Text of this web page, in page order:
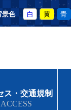
景色 白 黄 青
ス・交通規制
ACCESS